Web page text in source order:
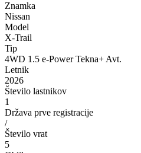
Znamka
Nissan
Model
X-Trail
Tip
4WD 1.5 e-Power Tekna+ Avt.
Letnik
2026
Število lastnikov
1
Država prve registracije
/
Število vrat
5